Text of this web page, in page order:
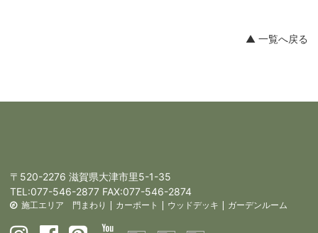
▲ 一覧へ戻る
〒520-2276 滋賀県大津市里5-1-35
TEL:077-546-2877 FAX:077-546-2874
施工エリア 門まわり | カーポート | ウッドデッキ | ガーデンルーム